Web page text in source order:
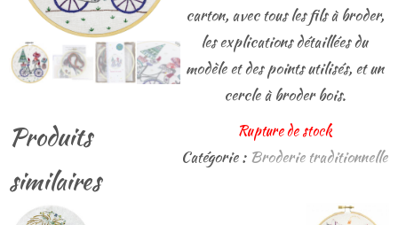
carton, avec tous les fils à broder,
les explications détaillées du
modèle et des points utilisés, et un
cercle à broder bois.
Rupture de stock
Catégorie : Broderie traditionnelle
Produits
similaires